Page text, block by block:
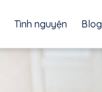
Tình nguyện Blog